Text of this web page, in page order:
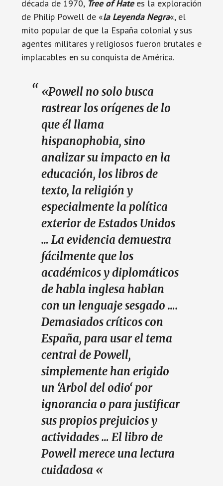
década de 1970, Tree of Hatees la exploración
de Philip Powell de «la Leyenda Negra«, el
mito popular de que la España colonial y sus
agentes militares y religiosos fueron brutales e
implacables en su conquista de América.
«Powell no solo busca
rastrear los orígenes de lo
que él llama
hispanophobia, sino
analizar su impacto en la
educación, los libros de
texto, la religión y
especialmente la política
exterior de Estados Unidos
… La evidencia demuestra
fácilmente que los
académicos y diplomáticos
de habla inglesa hablan
con un lenguaje sesgado ….
Demasiados críticos con
España, para usar el tema
central de Powell,
simplemente han erigido
un ‘Arbol del odio‘ por
ignorancia o para justificar
sus propios prejuicios y
actividades … El libro de
Powell merece una lectura
cuidadosa «